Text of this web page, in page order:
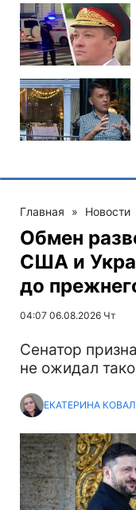
Главная » Новости
Обмен
США и
до
04:07 06.08.2026 Чт
Сенатор
не ожидал
ЕКАТЕРИНА